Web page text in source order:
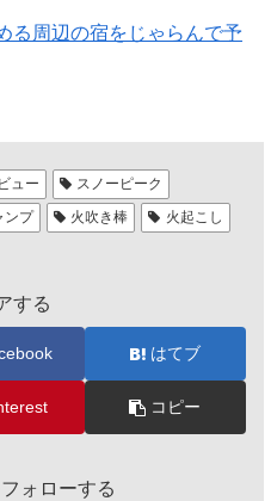
る周辺の宿をじゃらんで予
ュー
スノーピーク
ンプ 火吹き棒
火起こし
する
はてブ
コピー
ォローする